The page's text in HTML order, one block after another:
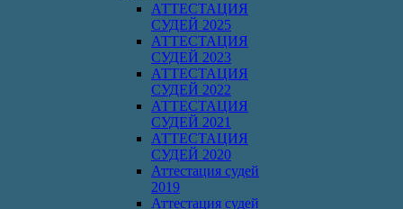
АТТЕСТАЦИЯ
СУДЕЙ 2025
АТТЕСТАЦИЯ
СУДЕЙ 2023
АТТЕСТАЦИЯ
СУДЕЙ 2022
АТТЕСТАЦИЯ
СУДЕЙ 2021
АТТЕСТАЦИЯ
СУДЕЙ 2020
Аттестация судей
2019
Аттестация судей